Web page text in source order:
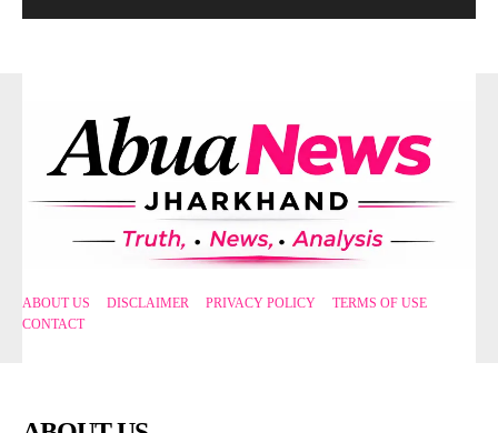
ABOUT US DISCLAIMER PRIVACY POLICY
TERMS OF USE
CONTACT